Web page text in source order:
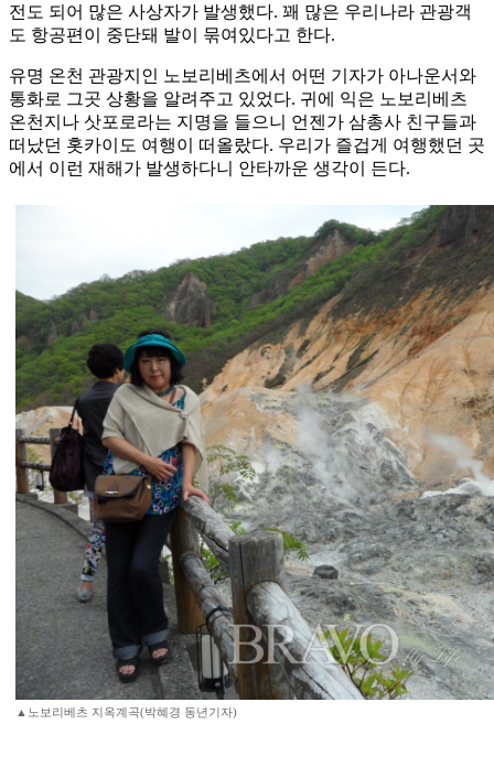
전도 되어 많은 사상자가 발생했다. 꽤 많은 우리나라 관광객
도 항공편이 중단돼 발이 묶여있다고 한다.
유명 온천 관광지인 노보리베츠에서 어떤 기자가 아나운서와
통화로 그곳 상황을 알려주고 있었다. 귀에 익은 노보리베츠
온천지나 삿포로라는 지명을 들으니 언젠가 삼총사 친구들과
떠났던 홋카이도 여행이 떠올랐다. 우리가 즐겁게 여행했던 곳
에서 이런 재해가 발생하다니 안타까운 생각이 든다.
▲노보리베츠 지옥계곡 (박혜경 동년기자)